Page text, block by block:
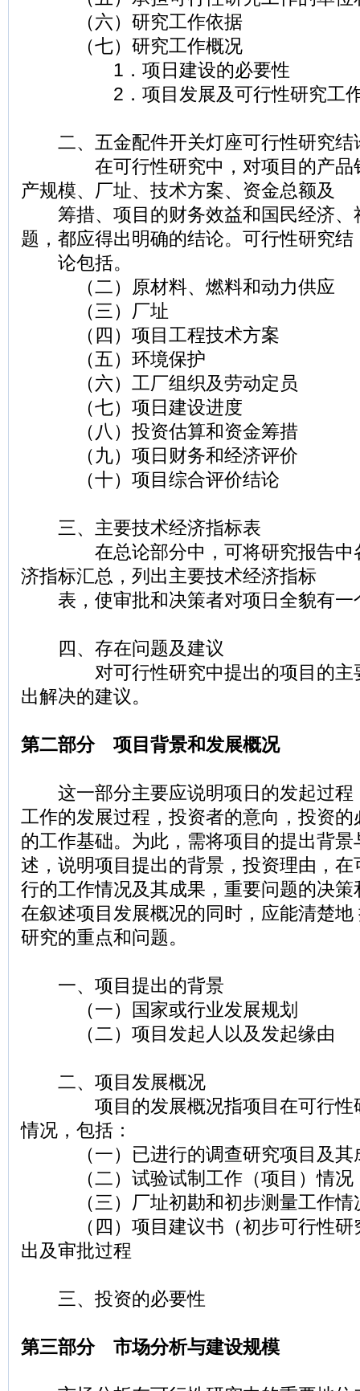
（六）研究工作依据
（七）研究工作概况
1．项日建设的必要性
2．项目发展及可行性研究工作
二、五金配件开关灯座可行性研究结
在可行性研究中，对项目的产品销
产规模、厂址、技术方案、资金总额及
筹措、项目的财务效益和国民经济、
题，都应得出明确的结论。可行性研究结
论包括。
（二）原材料、燃料和动力供应
（三）厂址
（四）项目工程技术方案
（五）环境保护
（六）工厂组织及劳动定员
（七）项日建设进度
（八）投资估算和资金筹措
（九）项日财务和经济评价
（十）项目综合评价结论
三、主要技术经济指标表
在总论部分中，可将研究报告中各
济指标汇总，列出主要技术经济指标
表，使审批和决策者对项日全貌有一
四、存在问题及建议
对可行性研究中提出的项目的主要
出解决的建议。
第二部分 项目背景和发展概况
这一部分主要应说明项日的发起过程
工作的发展过程，投资者的意向，投资
的工作基础。为此，需将项目的提出背
述，说明项目提出的背景，投资理由，
行的工作情况及其成果，重要问题的决
在叙述项目发展概况的同时，应能清楚
研究的重点和问题。
一、项目提出的背景
（一）国家或行业发展规划
（二）项目发起人以及发起缘由
二、项目发展概况
项目的发展概况指项目在可行性研
情况，包括：
（一）已进行的调查研究项目及其
（二）试验试制工作（项目）情况
（三）厂址初勘和初步测量工作情
（四）项目建议书（初步可行性研
出及审批过程
三、投资的必要性
第三部分 市场分析与建设规模